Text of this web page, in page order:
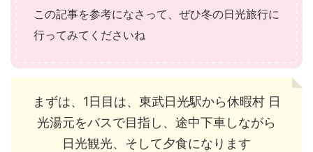
この記事を参考になさって、ぜひ冬の日光旅行に
行ってみてくださいね
まずは、1日目は、東武日光駅から休暇村 日
光湯元をバスで目指し、途中下車しながら
日光観光、そして夕食になります